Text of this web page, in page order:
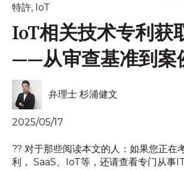
特許, IoT
IoT相关技术专利获
——从审查基准到案
弁理士 杉浦健文
2025/05/17
?? 对于那些阅读本文的人：如果您正在
利， SaaS、IoT等，还请查看专门从事